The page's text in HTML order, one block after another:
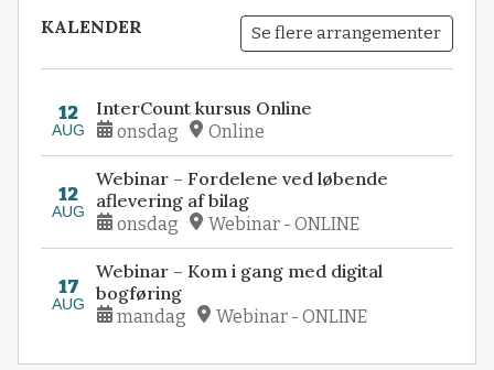
KALENDER Se flere arrangementer
12
AUG
InterCount kursus Online
onsdag Online
12
AUG
Webinar – Fordelene ved løbende
aflevering af bilag
onsdag Webinar - ONLINE
17
AUG
Webinar – Kom i gang med digital
bogføring
mandag Webinar - ONLINE